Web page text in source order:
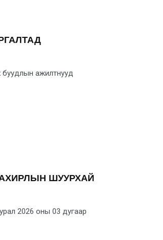
буудлын ажилтнууд
ШУУРХАЙ
2026 оны 03 дугаар